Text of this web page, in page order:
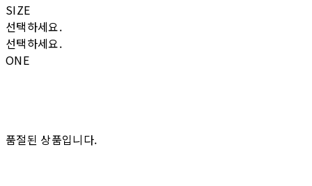
SIZE
선택하세요.
선택하세요.
ONE
품절된 상품입니다.